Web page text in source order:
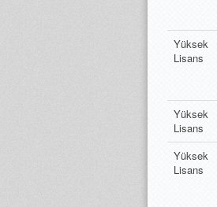
Yüksek
Lisans
Yüksek
Lisans
Yüksek
Lisans